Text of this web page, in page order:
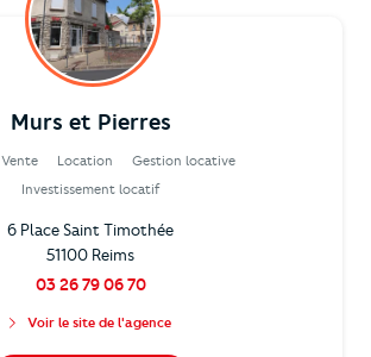
Murs et Pierres
Vente Location
Gestion locative
Investissement locatif
6 Place Saint Timothée
51100 Reims
03 26 79 06 70
Voir le site de l'agence